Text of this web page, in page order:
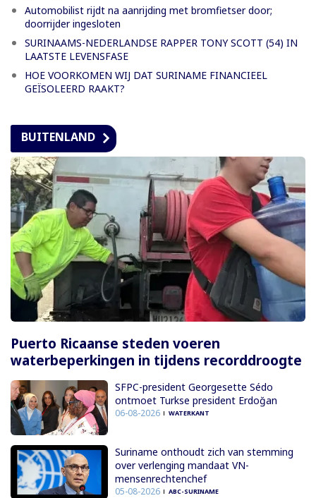
Automobilist rijdt na aanrijding met bromfietser door;
doorrijder ingesloten
SURINAAMS-NEDERLANDSE RAPPER TONY SCOTT (54) IN
LAATSTE LEVENSFASE
HOE VOORKOMEN WIJ DAT SURINAME FINANCIEEL
GEÏSOLEERD RAAKT?
BUITENLAND
Puerto Ricaanse steden voeren
waterbeperkingen in tijdens recorddroogte
SFPC-president Georgesette Sédo
ontmoet Turkse president Erdoğan
06-08-2026 WATERKANT
Suriname onthoudt zich van stemming
over verlenging mandaat VN-
mensenrechtenchef
05-08-2026 ABC-SURINAME